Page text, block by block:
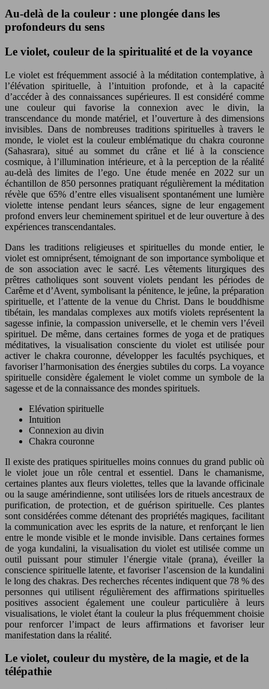
Au-delà de la couleur : une plongée dans les
profondeurs du sens
Le violet, couleur de la spiritualité et de la voyance
Le violet est fréquemment associé à la méditation contemplative, à
l’élévation spirituelle, à l’intuition profonde, et à la capacité
d’accéder à des connaissances supérieures. Il est considéré comme
une couleur qui favorise la connexion avec le divin, la
transcendance du monde matériel, et l’ouverture à des dimensions
invisibles. Dans de nombreuses traditions spirituelles à travers le
monde, le violet est la couleur emblématique du chakra couronne
(Sahasrara), situé au sommet du crâne et lié à la conscience
cosmique, à l’illumination intérieure, et à la perception de la réalité
au-delà des limites de l’ego. Une étude menée en 2022 sur un
échantillon de 850 personnes pratiquant régulièrement la méditation
révèle que 65% d’entre elles visualisent spontanément une lumière
violette intense pendant leurs séances, signe de leur engagement
profond envers leur cheminement spirituel et de leur ouverture à des
expériences transcendantales.
Dans les traditions religieuses et spirituelles du monde entier, le
violet est omniprésent, témoignant de son importance symbolique et
de son association avec le sacré. Les vêtements liturgiques des
prêtres catholiques sont souvent violets pendant les périodes de
Carême et d’Avent, symbolisant la pénitence, le jeûne, la préparation
spirituelle, et l’attente de la venue du Christ. Dans le bouddhisme
tibétain, les mandalas complexes aux motifs violets représentent la
sagesse infinie, la compassion universelle, et le chemin vers l’éveil
spirituel. De même, dans certaines formes de yoga et de pratiques
méditatives, la visualisation consciente du violet est utilisée pour
activer le chakra couronne, développer les facultés psychiques, et
favoriser l’harmonisation des énergies subtiles du corps. La voyance
spirituelle considère également le violet comme un symbole de la
sagesse et de la connaissance des mondes spirituels.
Elévation spirituelle
Intuition
Connexion au divin
Chakra couronne
Il existe des pratiques spirituelles moins connues du grand public où
le violet joue un rôle central et essentiel. Dans le chamanisme,
certaines plantes aux fleurs violettes, telles que la lavande officinale
ou la sauge amérindienne, sont utilisées lors de rituels ancestraux de
purification, de protection, et de guérison spirituelle. Ces plantes
sont considérées comme détenant des propriétés magiques, facilitant
la communication avec les esprits de la nature, et renforçant le lien
entre le monde visible et le monde invisible. Dans certaines formes
de yoga kundalini, la visualisation du violet est utilisée comme un
outil puissant pour stimuler l’énergie vitale (prana), éveiller la
conscience spirituelle latente, et favoriser l’ascension de la kundalini
le long des chakras. Des recherches récentes indiquent que 78 % des
personnes qui utilisent régulièrement des affirmations spirituelles
positives associent également une couleur particulière à leurs
visualisations, le violet étant la couleur la plus fréquemment choisie
pour renforcer l’impact de leurs affirmations et favoriser leur
manifestation dans la réalité.
Le violet, couleur du mystère, de la magie, et de la
télépathie